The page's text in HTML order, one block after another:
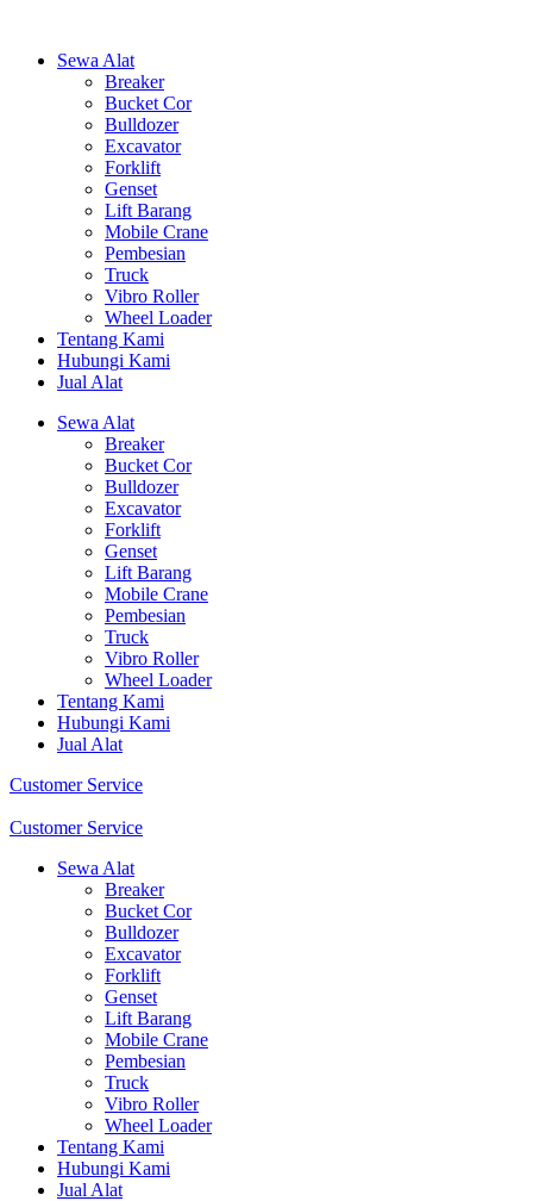
Sewa Alat
Breaker
Bucket Cor
Bulldozer
Excavator
Forklift
Genset
Lift Barang
Mobile Crane
Pembesian
Truck
Vibro Roller
Wheel Loader
Tentang Kami
Hubungi Kami
Jual Alat
Sewa Alat
Breaker
Bucket Cor
Bulldozer
Excavator
Forklift
Genset
Lift Barang
Mobile Crane
Pembesian
Truck
Vibro Roller
Wheel Loader
Tentang Kami
Hubungi Kami
Jual Alat
Customer Service
Customer Service
Sewa Alat
Breaker
Bucket Cor
Bulldozer
Excavator
Forklift
Genset
Lift Barang
Mobile Crane
Pembesian
Truck
Vibro Roller
Wheel Loader
Tentang Kami
Hubungi Kami
Jual Alat